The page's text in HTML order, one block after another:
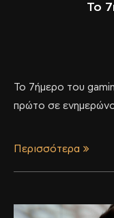
Το
Το 7ήμερο του
πρώτο σε
Περισσότερα